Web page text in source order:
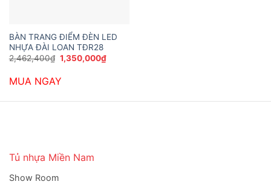
BÀN TRANG ĐIỂM ĐÈN LED
NHỰA ĐÀI LOAN TĐR28
2,462,400₫ Giá
gốc
2,462,400₫.
1,350,000₫Giá
hiện
MUA NGAY
Tủ nhựa Miền Nam
Show Room